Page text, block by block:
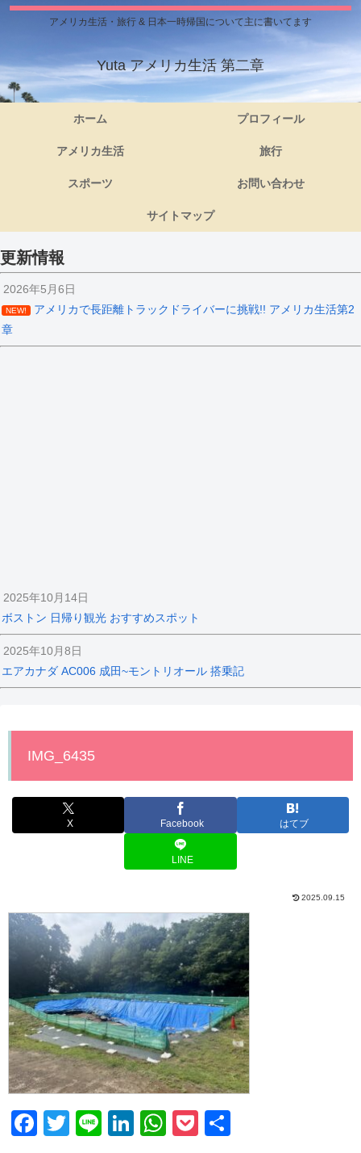
アメリカ生活・旅行 & 日本一時帰国について主に書いてます
Yuta アメリカ生活 第二章
ホーム プロフィール
アメリカ生活 旅行
スポーツ お問い合わせ
サイトマップ
更新情報
2026年5月6日
NEW!
アメリカで長距離トラックドライバーに挑戦!! アメリカ生活第2
章
2025年10月14日
ボストン 日帰り観光 おすすめスポット
2025年10月8日
エアカナダ AC006 成田~モントリオール 搭乗記
IMG_6435
X Facebook はてブ
LINE
2025.09.15
F
T
Li
Li
W P